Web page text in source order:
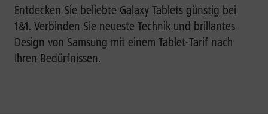
Entdecken Sie beliebte Galaxy Tablets günstig bei
1&1. Verbinden Sie neueste Technik und brillantes
Design von Samsung mit einem Tablet-Tarif nach
Ihren Bedürfnissen.